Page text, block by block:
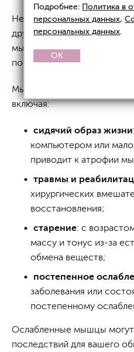
Неправильный образ
других факторов могут
мышц. Ослабленные
последствиям для вашего
Мышцы могут ослабеть по
включая:
сидячий образ жизни
компьютером или
приводит к атрофии
травмы и
хирургических
восстановления;
старение: с
массу и тонус из-за
обмена веществ;
постепенное
заболевания или
постепенному
Ослабленные мышцы могут
последствий для вашего
Подробнее: Политика в
персональных данных,
персональных данных.
OK